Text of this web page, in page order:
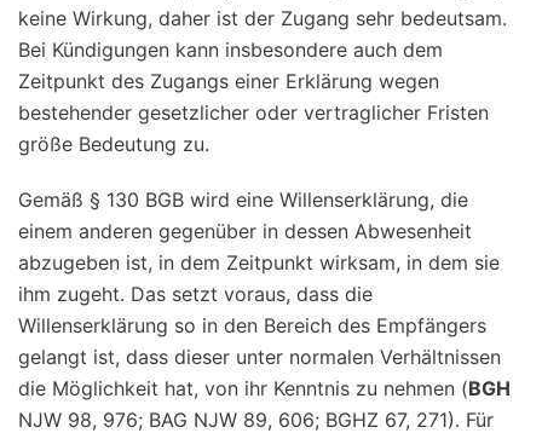
keine Wirkung, daher ist der Zugang sehr bedeutsam.
Bei Kündigungen kann insbesondere auch dem
Zeitpunkt des Zugangs einer Erklärung wegen
bestehender gesetzlicher oder vertraglicher Fristen
größe Bedeutung zu.
Gemäß § 130 BGB wird eine Willenserklärung, die
einem anderen gegenüber in dessen Abwesenheit
abzugeben ist, in dem Zeitpunkt wirksam, in dem sie
ihm zugeht. Das setzt voraus, dass die
Willenserklärung so in den Bereich des Empfängers
gelangt ist, dass dieser unter normalen Verhältnissen
die Möglichkeit hat, von ihr Kenntnis zu nehmen (BGH
NJW 98, 976; BAG NJW 89, 606; BGHZ 67, 271). Für